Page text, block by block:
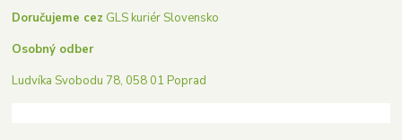
Doručujeme cez GLS kuriér Slovensko
Osobný odber
Ludvíka Svobodu 78, 058 01 Poprad